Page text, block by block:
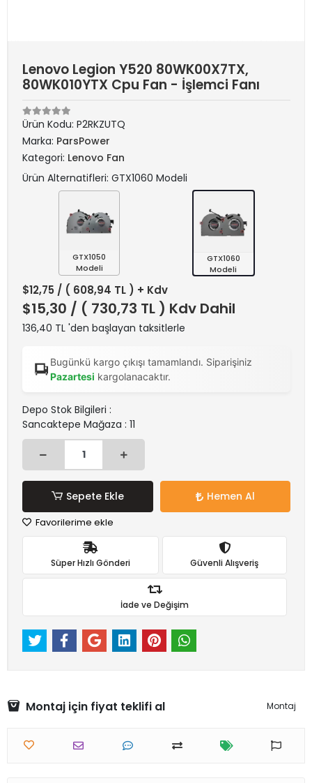
Lenovo Legion Y520 80WK00X7TX,
80WK010YTX Cpu Fan - İşlemci Fanı
Ürün Kodu: P2RKZUTQ
Marka: ParsPower
Kategori: Lenovo Fan
Ürün Alternatifleri: GTX1060 Modeli
GTX1050
Modeli
GTX1060
Modeli
$12,75 / ( 608,94 TL ) + Kdv
$15,30 / ( 730,73 TL ) Kdv Dahil
136,40 TL 'den başlayan taksitlerle
Bugünkü kargo çıkışı tamamlandı. Siparişiniz
Pazartesi kargolanacaktır.
Depo Stok Bilgileri :
Sancaktepe Mağaza : 11
Sepete Ekle Hemen Al
Favorilerime ekle
Süper Hızlı Gönderi Güvenli Alışveriş
İade ve Değişim
Montaj için fiyat teklifi al Montaj